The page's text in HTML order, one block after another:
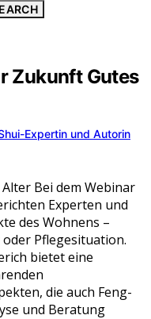
Zukunft Gutes
Expertin und Autorin
Bei dem Webinar
Experten und
des Wohnens –
Pflegesituation.
bietet eine
die auch Feng-
und Beratung